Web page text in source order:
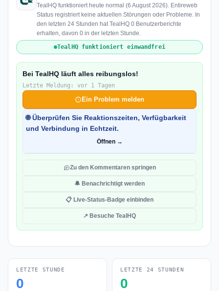
TealHQ funktioniert heute normal (6 August 2026). Entireweb
Status registriert keine aktuellen Störungen oder Probleme. In
den letzten 24 Stunden hat TealHQ 0 Benutzerberichte
erhalten, davon 0 in der letzten Stunde.
TealHQ funktioniert einwandfrei
Bei TealHQ läuft alles reibungslos!
Letzte Meldung: vor 1 Tagen
Ein Problem melden
🌐 Überprüfen Sie Reaktionszeiten, Verfügbarkeit
und Verbindung in Echtzeit.
Öffnen →
Zu den Kommentaren springen
🔔 Benachrichtigt werden
📋 Live-Status-Badge einbinden
↗ Besuche TealHQ
LETZTE STUNDE
0
LETZTE 24 STUNDEN
0